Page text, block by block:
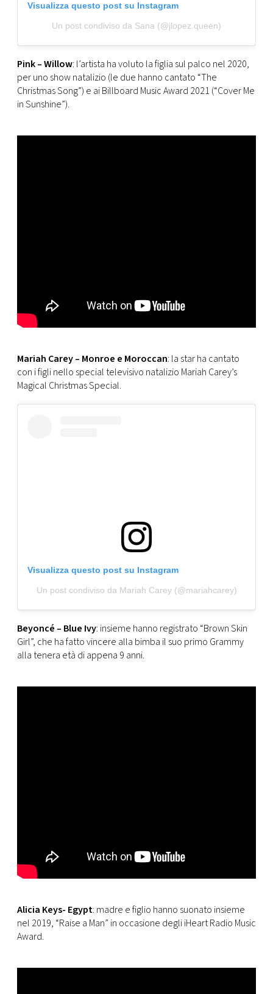
Visualizza questo post su Instagram
Un post condiviso da Sana (@jlopez.queen)
Pink – Willow: l’artista ha voluto la figlia sul palco nel 2020,
per uno show natalizio (le due hanno cantato “The
Christmas Song”) e ai Billboard Music Award 2021 (“Cover Me
in Sunshine”).
Mariah Carey – Monroe e Moroccan: la star ha cantato
con i figli nello special televisivo natalizio Mariah Carey’s
Magical Christmas Special.
Visualizza questo post su Instagram
Un post condiviso da Mariah Carey (@mariahcarey)
Beyoncé – Blue Ivy: insieme hanno registrato “Brown Skin
Girl”, che ha fatto vincere alla bimba il suo primo Grammy
alla tenera età di appena 9 anni.
Alicia Keys- Egypt: madre e figlio hanno suonato insieme
nel 2019, “Raise a Man” in occasione degli iHeart Radio Music
Award.